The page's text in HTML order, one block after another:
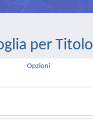
per Titolo
Opzioni